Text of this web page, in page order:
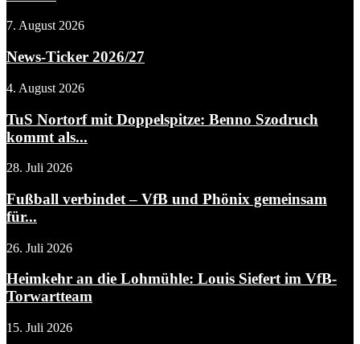
7. August 2026
News-Ticker 2026/27
4. August 2026
TuS Nortorf mit Doppelspitze: Benno Szodruch
kommt als...
28. Juli 2026
Fußball verbindet – VfB und Phönix gemeinsam
für...
26. Juli 2026
Heimkehr an die Lohmühle: Louis Siefert im VfB-
Torwartteam
15. Juli 2026